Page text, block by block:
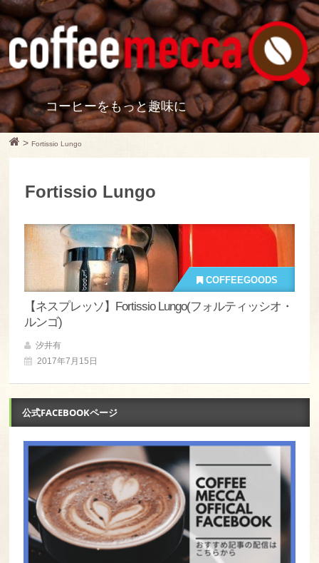
コーヒーをもっと趣味に
>Fortissio Lungo
Fortissio Lungo
COFFEEGOODS
【ネスプレッソ】Fortissio Lungo(フォルティッシオ・
ルンゴ)
汐井有
2017年7月15日
公式FACEBOOKページ